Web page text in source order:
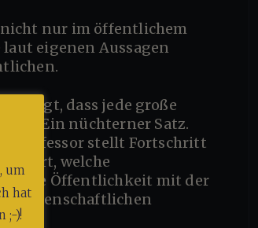
eigenen Aussagen
Ein nüchterner Satz.
Professor stellt Fortschritt
welche
die Öffentlichkeit mit der
wissenschaftlichen
um
hat
;-)!